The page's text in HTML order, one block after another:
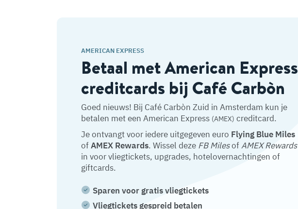
AMERICAN EXPRESS
Betaal met American Express
creditcards bij Café Carbòn
Goed nieuws! Bij Café Carbòn Zuid in Amsterdam kun je
betalen met een American Express (AMEX) creditcard.
Je ontvangt voor iedere uitgegeven euro Flying Blue Miles
ofAMEX Rewards. Wissel deze FB MilesofAMEX Rewards
in voor vliegtickets, upgrades, hotelovernachtingen of
giftcards.
Sparen voor gratis vliegtickets
Vliegtickets gespreid betalen